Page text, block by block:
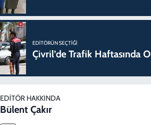
EDITÖRÜN SEÇTIĞI
Çivril’de Trafik Haftasında
EDITÖR HAKKINDA
Bülent Çakır